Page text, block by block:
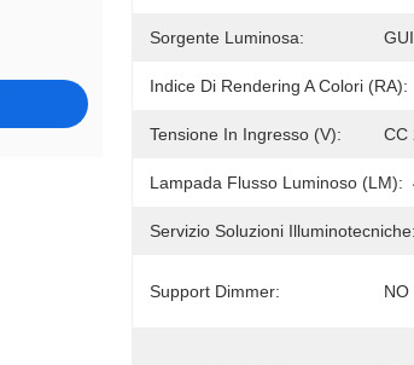
Sorgente Luminosa:
Indice Di Rendering A Colori (RA):
Tensione In Ingresso (V): CC
Lampada Flusso Luminoso (LM):
Servizio Soluzioni Illuminotecniche:
Support Dimmer: NO